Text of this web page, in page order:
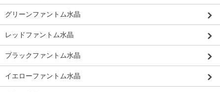
グリーンファントム水晶
レッドファントム水晶
ブラックファントム水晶
イエローファントム水晶